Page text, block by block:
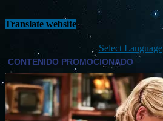
Translate website
Select Language